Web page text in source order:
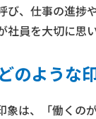
び、仕事の進捗
員を大切に思
のような
は、「働くの